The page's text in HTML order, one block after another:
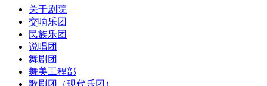
关于剧院
交响乐团
民族乐团
说唱团
舞剧团
舞美工程部
歌剧团（现代乐团）